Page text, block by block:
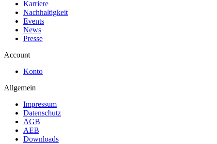
Karriere
Nachhaltigkeit
Events
News
Presse
Account
Konto
Allgemein
Impressum
Datenschutz
AGB
AEB
Downloads